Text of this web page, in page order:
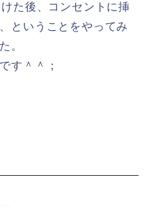
た後、コンセントに挿
ということをやってみ
。
す＾＾；